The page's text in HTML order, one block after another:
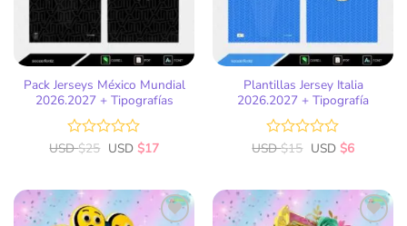
Pack Jerseys México Mundial
2026.2027 + Tipografías
Valorado
de
5
USD$25 USD $17
Plantillas Jersey Italia
2026.2027 + Tipografía
Valorado
de
5
USD$15 USD $6